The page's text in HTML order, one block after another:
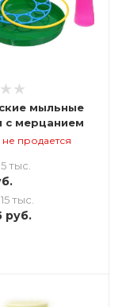
мыльные
с мерцанием
не продается
тыс.
тыс.
руб.